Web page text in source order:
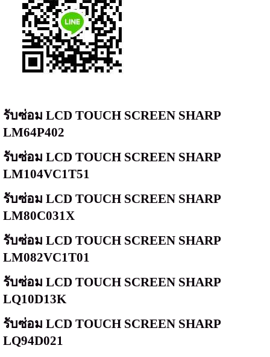
รับซ่อม LCD TOUCH SCREEN SHARP
LM64P402
รับซ่อม LCD TOUCH SCREEN SHARP
LM104VC1T51
รับซ่อม LCD TOUCH SCREEN SHARP
LM80C031X
รับซ่อม LCD TOUCH SCREEN SHARP
LM082VC1T01
รับซ่อม LCD TOUCH SCREEN SHARP
LQ10D13K
รับซ่อม LCD TOUCH SCREEN SHARP
LQ94D021